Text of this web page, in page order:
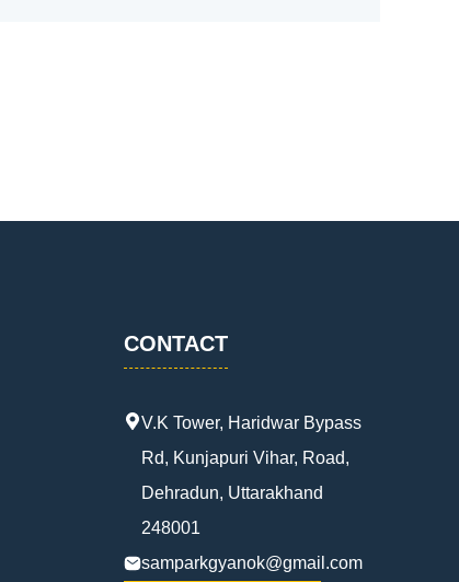
CONTACT
V.K Tower, Haridwar Bypass
Rd, Kunjapuri Vihar, Road,
Dehradun, Uttarakhand
248001
samparkgyanok@gmail.com